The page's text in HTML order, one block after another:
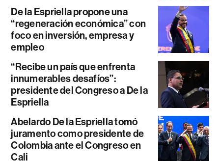
De la Espriella propone una
“regeneración económica” con
foco en inversión, empresa y
empleo
“Recibe un país que enfrenta
innumerables desafíos”:
presidente del Congreso a De la
Espriella
Abelardo De la Espriella tomó
juramento como presidente de
Colombia ante el Congreso en
Cali